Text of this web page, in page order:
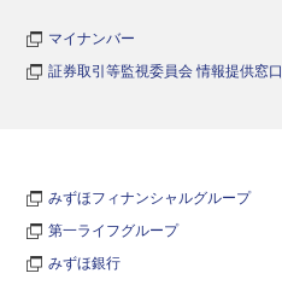
マイナンバー
証券取引等監視委員会 情報提供窓口
みずほフィナンシャルグループ
第一ライフグループ
みずほ銀行